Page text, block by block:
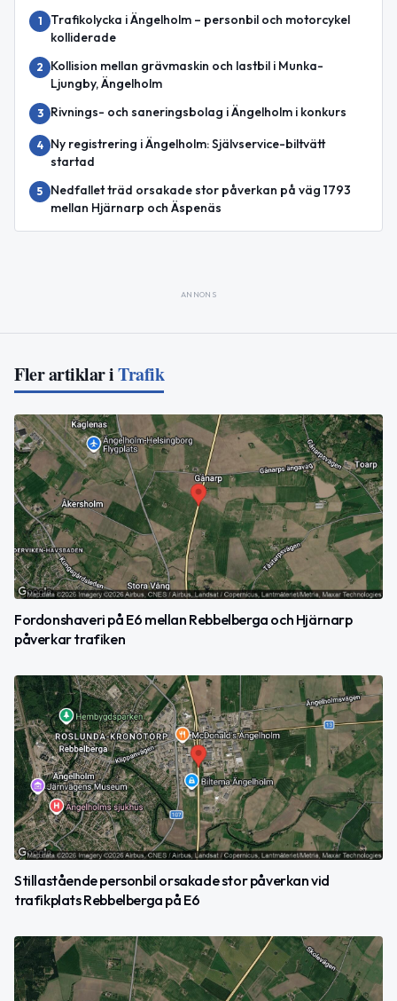
1
Trafikolycka i Ängelholm – personbil och motorcykel
kolliderade
2
Kollision mellan grävmaskin och lastbil i Munka-
Ljungby, Ängelholm
3 Rivnings- och saneringsbolag i Ängelholm i konkurs
4
Ny registrering i Ängelholm: Självservice-biltvätt
startad
5
Nedfallet träd orsakade stor påverkan på väg 1793
mellan Hjärnarp och Äspenäs
ANNONS
Fler artiklar iTrafik
Fordonshaveri på E6 mellan Rebbelberga och Hjärnarp
påverkar trafiken
Stillastående personbil orsakade stor påverkan vid
trafikplats Rebbelberga på E6